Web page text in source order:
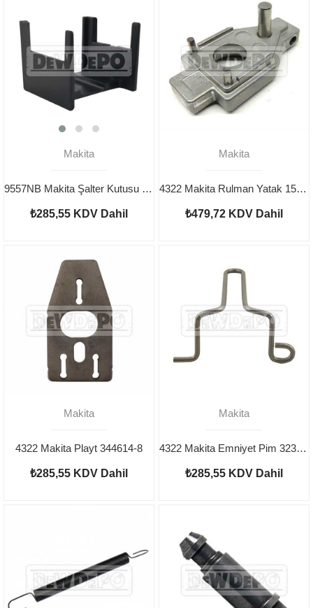
Makita
9557NB Makita Şalter Kutusu 418729-8
₺285,55 KDV Dahil
Makita
4322 Makita Rulman Yatak 152577-2
₺479,72 KDV Dahil
Makita
4322 Makita Playt 344614-8
₺285,55 KDV Dahil
Makita
4322 Makita Emniyet Pim 323748-0
₺285,55 KDV Dahil